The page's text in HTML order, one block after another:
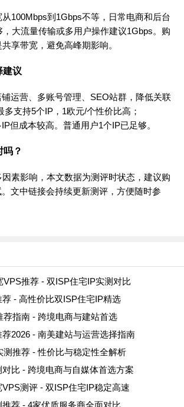
100Mbps到1Gbps不等，日常电商和后台
大流量传输或多用户操作建议1Gbps。购
享带宽，避免高峰期影响。
建议
运营、多账号管理、SEO站群，降低关联
多支持5个IP，1欧元/个性价比高；
但成本较高。普通用户1个IP已足够。
吗？
素影响，本文数据为测评时状态，建议购
文中链接会持续更新测评，方便随时参
VPS推荐 - 双ISP住宅IP实测对比
- 高性价比双ISP住宅IP精选
荐指南 - 跨境电商与建站首选
2026 - 南美建站与运营选择指南
测推荐 - 性价比与稳定性全解析
比 - 跨境电商与自媒体首选方案
测评 - 双ISP住宅IP稳定高速
荐 - 4家优质服务商全面对比